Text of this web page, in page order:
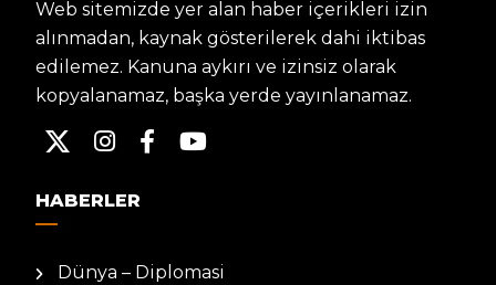
Web sitemizde yer alan haber içerikleri izin
alınmadan, kaynak gösterilerek dahi iktibas
edilemez. Kanuna aykırı ve izinsiz olarak
kopyalanamaz, başka yerde yayınlanamaz.
HABERLER
Dünya – Diplomasi